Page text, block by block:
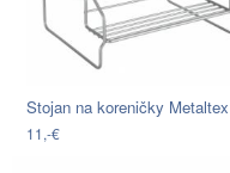
11,-€